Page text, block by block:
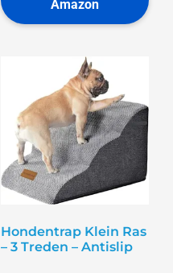
Hondentrap Klein Ras
– 3 Treden – Antislip